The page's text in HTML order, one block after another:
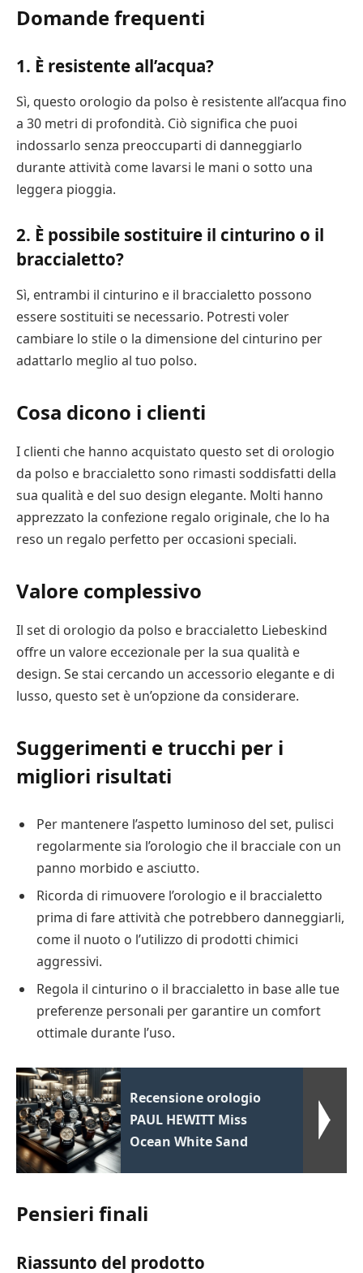
Domande frequenti
1. È resistente all’acqua?
Sì, questo orologio da polso è resistente all’acqua fino
a 30 metri di profondità. Ciò significa che puoi
indossarlo senza preoccuparti di danneggiarlo
durante attività come lavarsi le mani o sotto una
leggera pioggia.
2. È possibile sostituire il cinturino o il
braccialetto?
Sì, entrambi il cinturino e il braccialetto possono
essere sostituiti se necessario. Potresti voler
cambiare lo stile o la dimensione del cinturino per
adattarlo meglio al tuo polso.
Cosa dicono i clienti
I clienti che hanno acquistato questo set di orologio
da polso e braccialetto sono rimasti soddisfatti della
sua qualità e del suo design elegante. Molti hanno
apprezzato la confezione regalo originale, che lo ha
reso un regalo perfetto per occasioni speciali.
Valore complessivo
Il set di orologio da polso e braccialetto Liebeskind
offre un valore eccezionale per la sua qualità e
design. Se stai cercando un accessorio elegante e di
lusso, questo set è un’opzione da considerare.
Suggerimenti e trucchi per i
migliori risultati
Per mantenere l’aspetto luminoso del set, pulisci
regolarmente sia l’orologio che il bracciale con un
panno morbido e asciutto.
Ricorda di rimuovere l’orologio e il braccialetto
prima di fare attività che potrebbero danneggiarli,
come il nuoto o l’utilizzo di prodotti chimici
aggressivi.
Regola il cinturino o il braccialetto in base alle tue
preferenze personali per garantire un comfort
ottimale durante l’uso.
Recensione orologio
PAUL HEWITT Miss
Ocean White Sand
Pensieri finali
Riassunto del prodotto